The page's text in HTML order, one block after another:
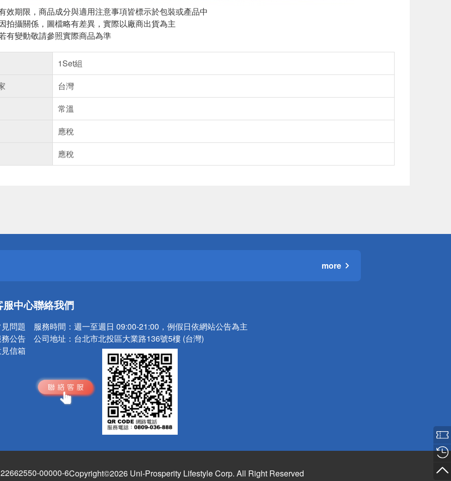
效期限，商品成分與適用注意事項皆標示於包裝或產品中
拍攝關係，圖檔略有差異，實際以廠商出貨為主
有變動敬請參照實際商品為準
1Set組
台灣
常溫
應稅
應稅
小心！
小心！
more
服中心
問題
公告
信箱
聯絡我們
服務時間： 週一至週日 09:00-21:00，例假日依網站公告為主
公司地址： 台北市北投區大業路136號5樓 (台灣)
00000-6Copyright©2026 Uni-Prosperity Lifestyle Corp. All Right Reserved